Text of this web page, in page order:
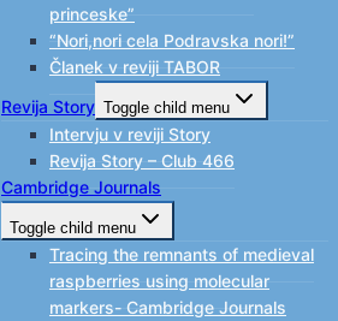
princeske”
“Nori,nori cela Podravska nori!”
Članek v reviji TABOR
Revija Story Toggle child menu
Intervju v reviji Story
Revija Story – Club 466
Cambridge Journals
Toggle child menu
Tracing the remnants of medieval
raspberries using molecular
markers- Cambridge Journals